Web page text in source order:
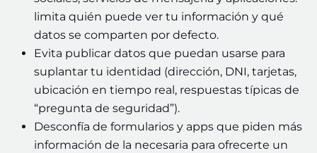
limita quién puede ver tu información y qué
datos se comparten por defecto.
Evita publicar datos que puedan usarse para
suplantar tu identidad (dirección, DNI, tarjetas,
ubicación en tiempo real, respuestas típicas de
“pregunta de seguridad”).
Desconfía de formularios y apps que piden más
información de la necesaria para ofrecerte un